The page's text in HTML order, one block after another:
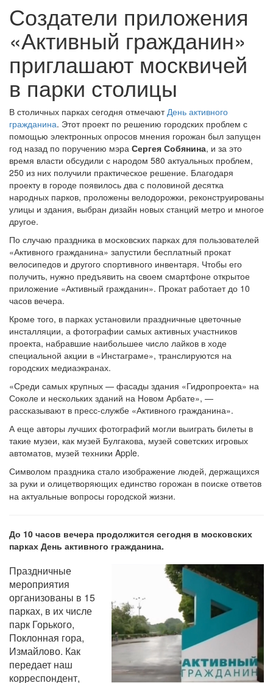
Создатели приложения
«Активный гражданин»
приглашают москвичей
в парки столицы
В столичных парках сегодня отмечаютДень активного
гражданина. Этот проект по решению городских проблем с
помощью электронных опросов мнения горожан был запущен
год назад по поручению мэра Сергея Собянина, и за это
время власти обсудили с народом 580 актуальных проблем,
250 из них получили практическое решение. Благодаря
проекту в городе появилось два с половиной десятка
народных парков, проложены велодорожки, реконструированы
улицы и здания, выбран дизайн новых станций метро и многое
другое.
По случаю праздника в московских парках для пользователей
«Активного гражданина» запустили бесплатный прокат
велосипедов и другого спортивного инвентаря. Чтобы его
получить, нужно предъявить на своем смартфоне открытое
приложение «Активный гражданин». Прокат работает до 10
часов вечера.
Кроме того, в парках установили праздничные цветочные
инсталляции, а фотографии самых активных участников
проекта, набравшие наибольшее число лайков в ходе
специальной акции в «Инстаграме», транслируются на
городских медиаэкранах.
«Среди самых крупных — фасады здания «Гидропроекта» на
Соколе и нескольких зданий на Новом Арбате», —
рассказывают в пресс-службе «Активного гражданина».
А еще авторы лучших фотографий могли выиграть билеты в
такие музеи, как музей Булгакова, музей советских игровых
автоматов, музей техники Apple.
Символом праздника стало изображение людей, держащихся
за руки и олицетворяющих единство горожан в поиске ответов
на актуальные вопросы городской жизни.
До 10 часов вечера продолжится сегодня в московских
парках День активного гражданина.
Праздничные
мероприятия
организованы в 15
парках, в их числе
парк Горького,
Поклонная гора,
Измайлово. Как
передает наш
корреспондент,